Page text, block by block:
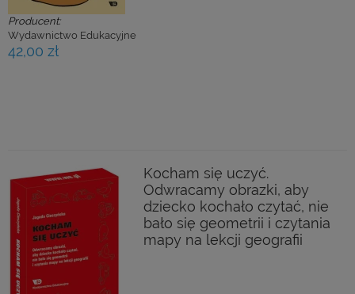
Producent:
Wydawnictwo Edukacyjne
42,00 zł
Kocham się uczyć.
Odwracamy obrazki, aby
dziecko kochało czytać, nie
bało się geometrii i czytania
mapy na lekcji geografii